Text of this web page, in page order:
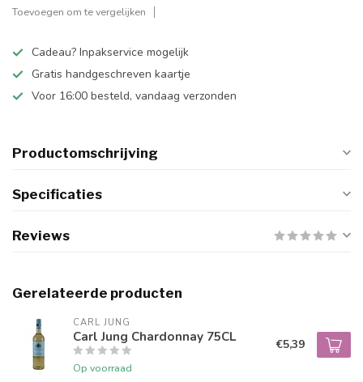
Toevoegen om te vergelijken
Cadeau? Inpakservice mogelijk
Gratis handgeschreven kaartje
Voor 16:00 besteld, vandaag verzonden
Productomschrijving
Specificaties
Reviews
Gerelateerde producten
CARL JUNG
Carl Jung Chardonnay 75CL
Op voorraad
€5,39